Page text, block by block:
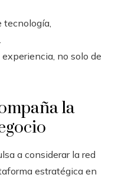
tecnología,
no solo de
la
a considerar la red
estratégica en